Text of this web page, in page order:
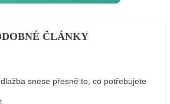
ČLÁNKY
snese přesně to, co potřebujete